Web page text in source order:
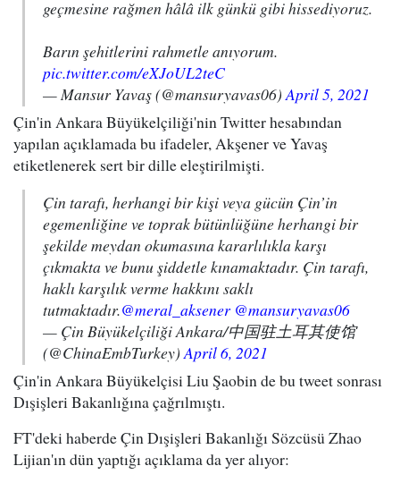
geçmesine rağmen hâlâ ilk günkü gibi hissediyoruz.
Barın şehitlerini rahmetle anıyorum.
pic.twitter.com/eXJoUL2teC
— Mansur Yavaş (@mansuryavas06)April 5, 2021
Çin'in Ankara Büyükelçiliği'nin Twitter hesabından
yapılan açıklamada bu ifadeler, Akşener ve Yavaş
etiketlenerek sert bir dille eleştirilmişti.
Çin tarafı, herhangi bir kişi veya gücün Çin’in
egemenliğine ve toprak bütünlüğüne herhangi bir
şekilde meydan okumasına kararlılıkla karşı
çıkmakta ve bunu şiddetle kınamaktadır. Çin tarafı,
haklı karşılık verme hakkını saklı
tutmaktadır.@meral_aksener @mansuryavas06
— Çin Büyükelçiliği Ankara/中国驻土耳其使馆
(@ChinaEmbTurkey)April 6, 2021
Çin'in Ankara Büyükelçisi Liu Şaobin de bu tweet sonrası
Dışişleri Bakanlığına çağrılmıştı.
FT'deki haberde Çin Dışişleri Bakanlığı Sözcüsü Zhao
Lijian'ın dün yaptığı açıklama da yer alıyor: